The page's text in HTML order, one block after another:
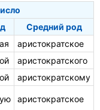
Средний род
аристократское
аристократского
аристократскому
аристократское